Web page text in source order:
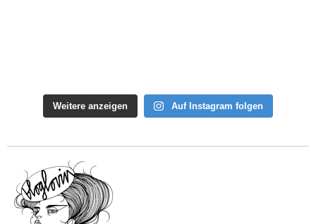
Weitere anzeigen Auf Instagram folgen